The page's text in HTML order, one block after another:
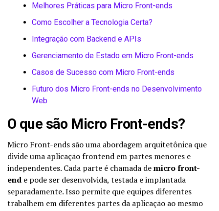
Melhores Práticas para Micro Front-ends
Como Escolher a Tecnologia Certa?
Integração com Backend e APIs
Gerenciamento de Estado em Micro Front-ends
Casos de Sucesso com Micro Front-ends
Futuro dos Micro Front-ends no Desenvolvimento
Web
O que são Micro Front-ends?
Micro Front-ends são uma abordagem arquitetônica que
divide uma aplicação frontend em partes menores e
independentes. Cada parte é chamada demicro front-
end e pode ser desenvolvida, testada e implantada
separadamente. Isso permite que equipes diferentes
trabalhem em diferentes partes da aplicação ao mesmo